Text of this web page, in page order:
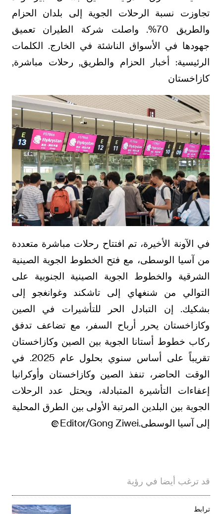
تجاوزت نسبة الرحلات الجوية إلى بلدان الحزام
والطريق 70%. واصلت شركة الطيران تعميق
جهودها في الأسواق الناشئة في الخارج. الكلمات
الرئيسية: أخبار الحزام والطريق, رحلات مباشرة,
كازاخستان
في الآونة الأخيرة، تم افتتاح رحلات مباشرة متعددة
من آسيا الوسطى، مع فتح الخطوط الجوية الصينية
الشرقية والخطوط الجوية الصينية الجنوبية على
التوالي من شنغهاي إلى تاشكند وغوانغجو إلى
بشكيك. إن التبادل الحر للتأشيرات في الصين
وكازاخستان يحرر أرباح السفر، مع تضاعف تدفق
ركاب خطوط أستانا الجوية بين الصين وكازاخستان
تقريباً على أساس سنوي بحلول عام 2025. في
الوقت الحاضر، تنفذ الصين وكازاخستان وأوكرانيا
إعفاءات التأشيرة المتبادلة، ويحتل عدد الرحلات
الجوية بين البلدين المرتبة الأولى بين الطرق المحلية
إلى آسيا الوسطى.Editor/Gong Ziwei
قد ترغب أيضا في رؤية
ترابط